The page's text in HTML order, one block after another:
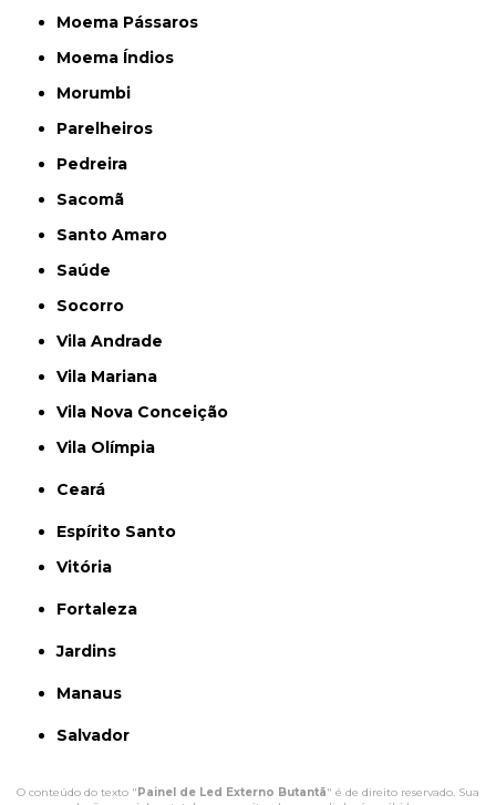
Moema Pássaros
Moema Índios
Morumbi
Parelheiros
Pedreira
Sacomã
Santo Amaro
Saúde
Socorro
Vila Andrade
Vila Mariana
Vila Nova Conceição
Vila Olímpia
Ceará
Espírito Santo
Vitória
Fortaleza
Jardins
Manaus
Salvador
O conteúdo do texto " Painel de Led Externo Butantã" é de direito reservado. Sua